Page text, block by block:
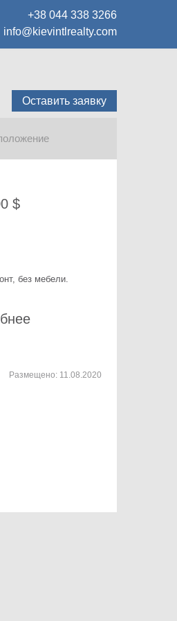
+38 044 338 3266
info@kievintlrealty.com
Оставить заявку
$
без мебели.
Размещено: 11.08.2020